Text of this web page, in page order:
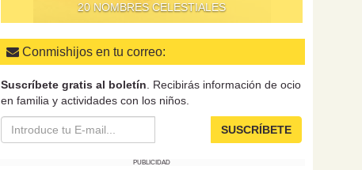
20 NOMBRES CELESTIALES
Conmishijos en tu correo:
Suscríbete gratis al boletín . Recibirás información de ocio
en familia y actividades con los niños.
SUSCRÍBETE
PUBLICIDAD